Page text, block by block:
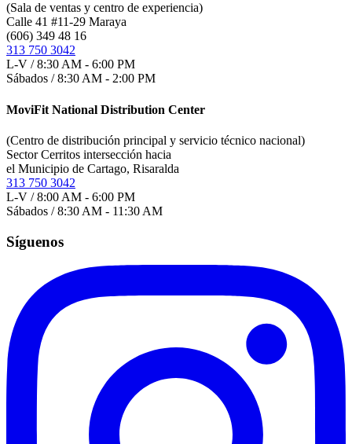
(Sala de ventas y centro de experiencia)
Calle 41 #11-29 Maraya
(606) 349 48 16
313 750 3042
L-V / 8:30 AM - 6:00 PM
Sábados / 8:30 AM - 2:00 PM
MoviFit National Distribution Center
(Centro de distribución principal y servicio técnico nacional)
Sector Cerritos intersección hacia
el Municipio de Cartago, Risaralda
313 750 3042
L-V / 8:00 AM - 6:00 PM
Sábados / 8:30 AM - 11:30 AM
Síguenos